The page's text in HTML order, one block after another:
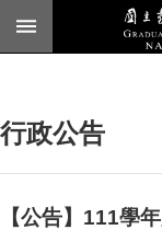
跳到主要內容區塊
臺
頁
行政公告
【公告】111學